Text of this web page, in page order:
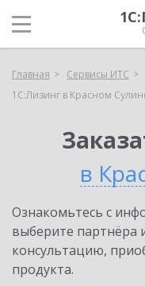
Главная Сервисы ИТС
1С:Лизинг в Красном
в
Ознакомьтесь с
выберите партнёра
консультацию,
продукта.